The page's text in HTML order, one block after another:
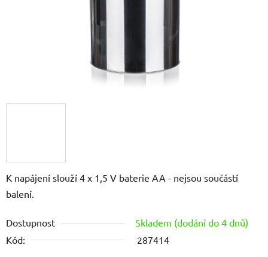
K napájení slouží 4 x 1,5 V baterie AA - nejsou součástí
balení.
Dostupnost
Skladem (dodání do 4 dnů)
Kód:
287414